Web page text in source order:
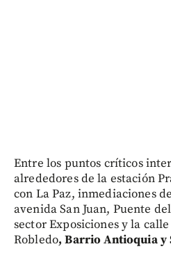
Entre los puntos críticos
alrededores de la estación
con La Paz, inmediaciones
avenida San Juan, Puente
sector Exposiciones y la
Robledo, Barrio Antioquia y